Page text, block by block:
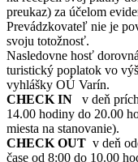
preukaz) za účelom
Prevádzkovateľ nie je
svoju totožnosť.
Nasledovne hosť
turistický poplatok vo
vyhlášky OÚ Varín.
CHECK IN v deň
14.00 hodiny do 20.00
miesta na stanovanie).
CHECK OUT v deň
čase od 8:00 do 10.00